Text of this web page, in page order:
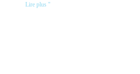
Lire plus "